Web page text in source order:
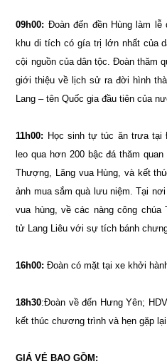
09h00: Đoàn đến đền Hùng làm
khu di tích có gía trị lớn nhất của
cội nguồn của dân tộc. Đoàn thăm
giới thiệu về lịch sử ra đời hình
Lang – tên Quốc gia đầu tiên của
11h00: Học sinh tự túc ăn trưa tại
leo qua hơn 200 bậc đá thăm
Thượng, Lăng vua Hùng, và kết
ảnh mua sắm quà lưu niệm. Tại
vua hùng, về các nàng công chúa
tử Lang Liêu với sự tích bánh
16h00:Đoàn có mặt tại xe khởi
18h30:Đoàn về đến Hưng Yên;
kết thúc chương trình và hẹn gặp
GIÁ VÉ BAO GỒM: